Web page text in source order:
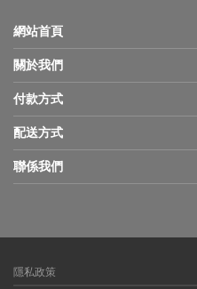
網站首頁
關於我們
付款方式
配送方式
聯係我們
隱私政策